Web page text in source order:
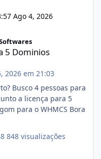
Ago 4, 2026
5 Dominios
2026 em 21:03
Busco 4 pessoas para
a licença para 5
para o WHMCS Bora
848 visualizações